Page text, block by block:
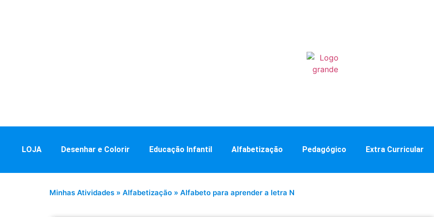
LOJA Desenhar e Colorir Educação Infantil Alfabetização Pedagógico Extra Curricular
Minhas Atividades » Alfabetização » Alfabeto para aprender a letra N